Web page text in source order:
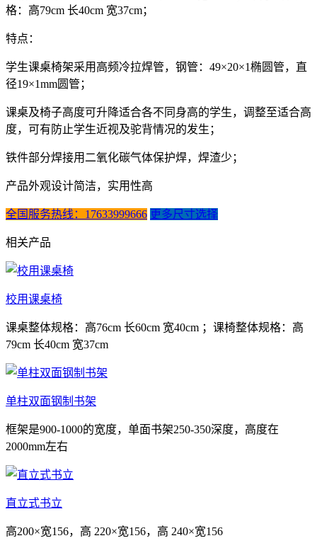
格：高79cm 长40cm 宽37cm；
特点：
学生课桌椅架采用高频冷拉焊管，钢管：49×20×1椭圆管，直
径19×1mm圆管；
课桌及椅子高度可升降适合各不同身高的学生，调整至适合高
度，可有防止学生近视及驼背情况的发生；
铁件部分焊接用二氧化碳气体保护焊，焊渣少；
产品外观设计简洁，实用性高
全国服务热线：17633999666 更多尺寸选择
相关产品
校用课桌椅
课桌整体规格：高76cm 长60cm 宽40cm ；课椅整体规格：高
79cm 长40cm 宽37cm
单柱双面钢制书架
框架是900-1000的宽度，单面书架250-350深度，高度在
2000mm左右
直立式书立
高200×宽156，高 220×宽156，高 240×宽156